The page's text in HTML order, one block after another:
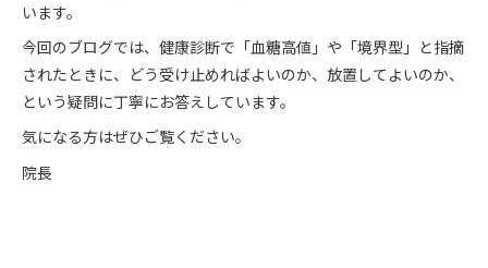
います。
今回のブログでは、健康診断で「血糖高値」や「境界型」と指摘
されたときに、どう受け止めればよいのか、放置してよいのか、
という疑問に丁寧にお答えしています。
気になる方はぜひご覧ください。
院長